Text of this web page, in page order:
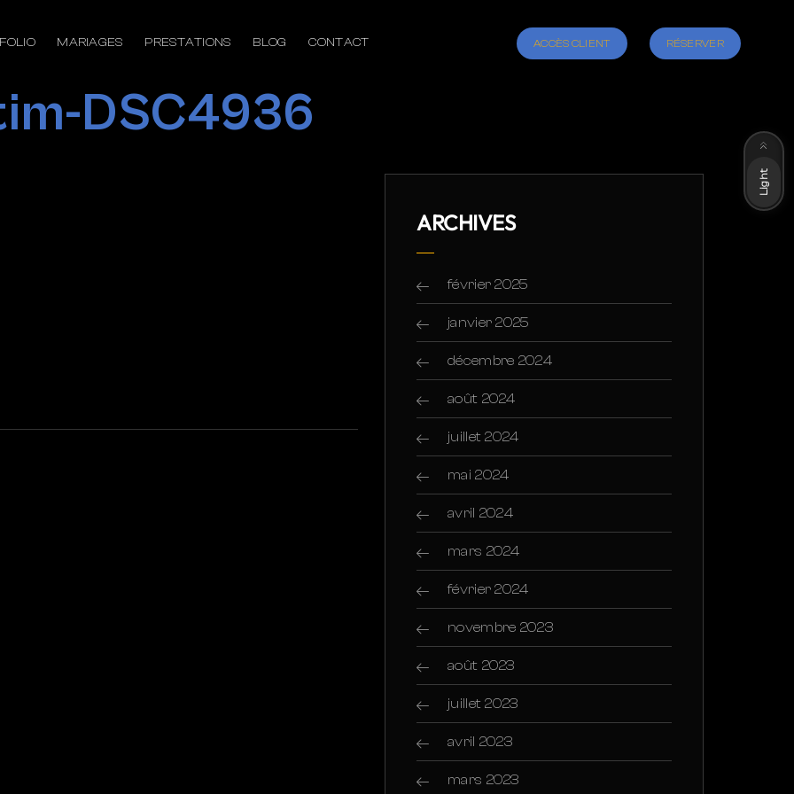
MARIAGES PRESTATIONS BLOG CONTACT ACCÈS CLIENT RÉSERVER
DSC4936
ARCHIVES
février 2025
janvier 2025
décembre 2024
août 2024
juillet 2024
mai 2024
avril 2024
mars 2024
février 2024
novembre 2023
août 2023
juillet 2023
avril 2023
mars 2023
Light
Dark